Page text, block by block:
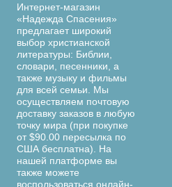
Интернет-магазин
«Надежда Спасения»
предлагает широкий
выбор христианской
литературы: Библии,
словари, песенники, а
также музыку и фильмы
для всей семьи. Мы
осуществляем почтовую
доставку заказов в любую
точку мира (при покупке
от $90.00 пересылка по
США бесплатна). На
нашей платформе вы
также можете
воспользоваться онлайн-